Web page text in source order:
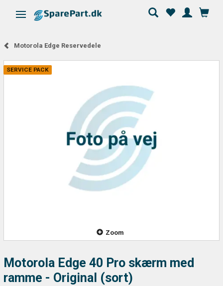
Skifte navigation
Motorola Edge Reservedele
SERVICE PACK
Zoom
Motorola Edge 40 Pro skærm med
ramme - Original (sort)